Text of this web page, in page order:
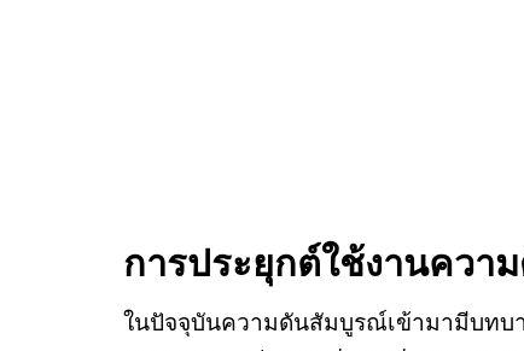
การประยุกต์ใช้งานควา
ในปัจจุบันความดันสัมบูรณ์เข้ามามีบทบ